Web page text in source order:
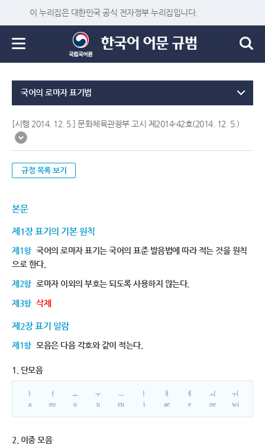
이 누리집은 대한민국 공식 전자정부 누리집입니다.
국어의 로마자 표기법
[시행 2014. 12. 5.] 문화체육관광부 고시 제2014-42호(2014. 12. 5.)
규정 목록 보기
본문
제1장 표기의 기본 원칙
제1항 국어의 로마자 표기는 국어의 표준 발음법에 따라 적는 것을 원칙
으로 한다.
제2항 로마자 이외의 부호는 되도록 사용하지 않는다.
제3항 삭제
제2장 표기 일람
제1항 모음은 다음 각호와 같이 적는다.
1. 단모음
ㅏ
a
ㅓ
eo
ㅗ
o
ㅜ
u
ㅡ
eu
i
ㅐ
ae
ㅔ
e
ㅚ
oe
ㅟ
wi
2. 이중 모음